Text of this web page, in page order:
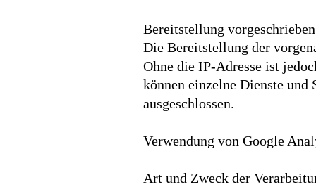
Bereitstellung
Die Bereitstellung der
Ohne die IP-Adresse ist
können einzelne Dienste
ausgeschlossen.
Verwendung von Google
Art und Zweck der